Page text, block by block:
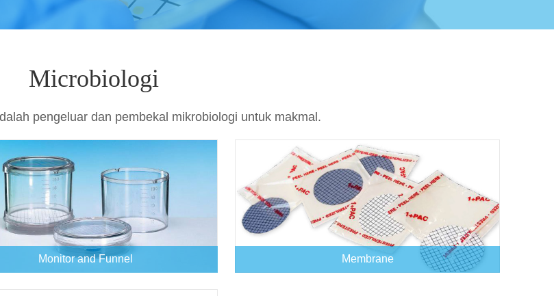
Microbiologi
pengeluar dan pembekal mikrobiologi untuk makmal.
Monitor and Funnel Membrane